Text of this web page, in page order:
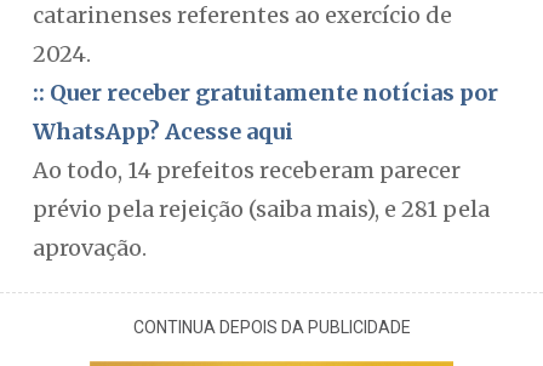
catarinenses referentes ao exercício de
2024.
:: Quer receber gratuitamente notícias por
WhatsApp? Acesse aqui
Ao todo, 14 prefeitos receberam parecer
prévio pela rejeição (saiba mais), e 281 pela
aprovação.
CONTINUA DEPOIS DA PUBLICIDADE